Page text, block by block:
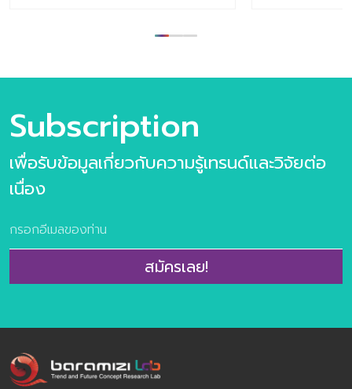
100 ตัวอย่าง เนื้อหาภายในเล่ม ชุด
รนด์ความต้องการของผู้บริโภคยุคใหม่
10 แนวโน้มธุรกิจอาหารแห่งอนาคต และ
31 เทรนด์ย่อยประกอบไปด้วย >10 แนว
โน้มธุรกิจอาหารแห่งอนาคต ประกอบไป
ด้วย Personalized Nutrition Well-
time Extraordinary Meal Through
The Root Alcoholic Journey Foods
for the world Alternative Protein
>ผลการวิจัยผู้บริโภคชาวไทย 800
อนาคตอาหาร จำนวน 160 หน้า พิเศษ
ราคา 2,900 จากปกติ 3,500 บาท
อสังหาริมทรัพย์
ความสะดวก กา
ออกเป็น 4 ส่วน
การสร้างทั้ง 4
Subscription
เพื่อรับข้อมูลเกี่ยวกับความรู้เทรนด์และวิจัยต่อ
เนื่อง
สมัครเลย!